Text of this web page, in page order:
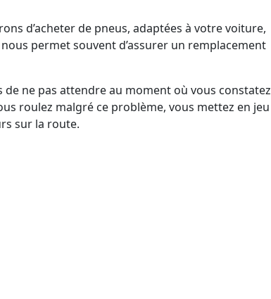
d’acheter de pneus, adaptées à votre voiture,
permet souvent d’assurer un remplacement
ne pas attendre au moment où vous constatez
roulez malgré ce problème, vous mettez en jeu
sur la route.